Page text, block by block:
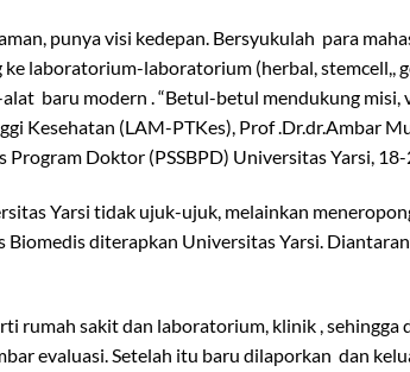
punya visi kedepan. Bersyukulah para
laboratorium-laboratorium (herbal, stemcell,,
baru modern . “Betul-betul mendukung misi,
Kesehatan (LAM-PTKes), Prof .Dr.dr.Ambar
Doktor (PSSBPD) Universitas Yarsi,
Yarsi tidak ujuk-ujuk, melainkan
diterapkan Universitas Yarsi.
rumah sakit dan laboratorium, klinik , sehingga
evaluasi. Setelah itu baru dilaporkan dan